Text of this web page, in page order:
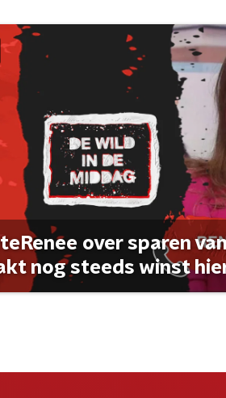
over sparen
nog steeds winst